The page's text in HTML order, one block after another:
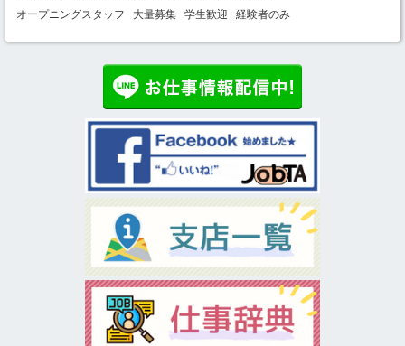
オープニングスタッフ
大量募集 学生歓迎 経験者のみ